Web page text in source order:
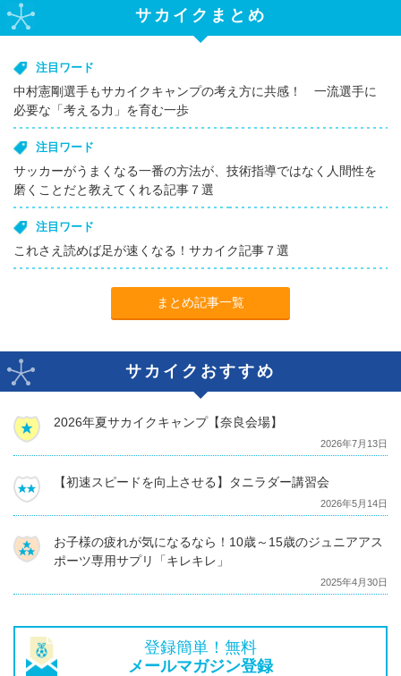
サカイクまとめ
注目ワード
中村憲剛選手もサカイクキャンプの考え方に共感！ 一流選手に
必要な「考える力」を育む一歩
注目ワード
サッカーがうまくなる一番の方法が、技術指導ではなく人間性を
磨くことだと教えてくれる記事７選
注目ワード
これさえ読めば足が速くなる！サカイク記事７選
まとめ記事一覧
サカイクおすすめ
2026年夏サカイクキャンプ【奈良会場】
2026年7月13日
【初速スピードを向上させる】タニラダー講習会
2026年5月14日
お子様の疲れが気になるなら！10歳～15歳のジュニアアス
ポーツ専用サプリ「キレキレ」
2025年4月30日
登録簡単！無料
メールマガジン登録